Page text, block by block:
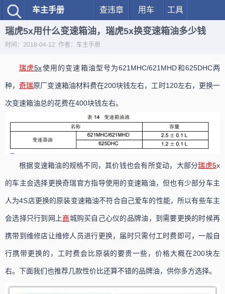
车主手册 查违章 用车 工具
瑞虎5x用什么变速箱油，瑞虎5x换变速箱油多少钱
时间：2018-04-12 作者：车主手册
瑞虎5x使用的变速箱油型号为621MHC/621MHD和625DHC两
种，奇瑞原厂变速箱油材料费在200块钱左右，工时120左右，更换一
次变速箱油总的花费在400块钱左右。
根据变速箱油的规格不同，其价钱也会有所变动，大部分瑞虎5x
的车主会选择更换奇瑞官方指导使用的变速箱油，但也有少部分车主
人为4S店更换的原装变速箱油不符合自己爱车的性能，所以有些车主
会选择只行到网上商城购买自己心仪的品牌油，到需要更换的时候再
携带到维修店让维修人员进行更换，届时只需付工时费即可，一般自
行携带更换的，工时费会比原装的要贵一些，价格大概在200块左
右。下面我们也推荐几款性价比还算不错的品牌油，供你多方选择。